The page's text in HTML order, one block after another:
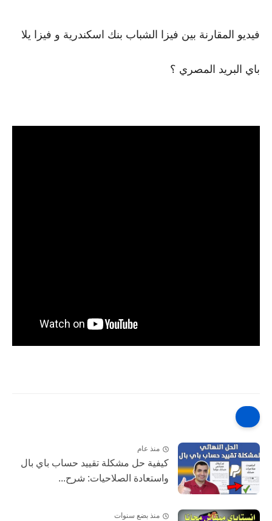
باي البريد المصري ؟
منذ عام
كيفية حل مشكلة تقييد حساب باي بال
واستعادة الصلاحيات: شرح...
منذ بضع سنوات